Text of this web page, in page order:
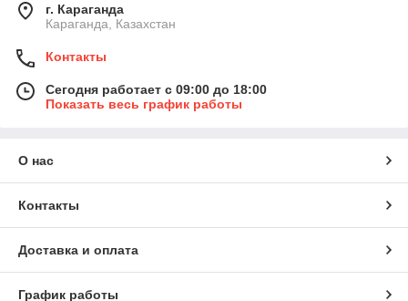
г. Караганда
Караганда, Казахстан
Контакты
Сегодня работает с 09:00 до 18:00
Показать весь график работы
О нас
Контакты
Доставка и оплата
График работы